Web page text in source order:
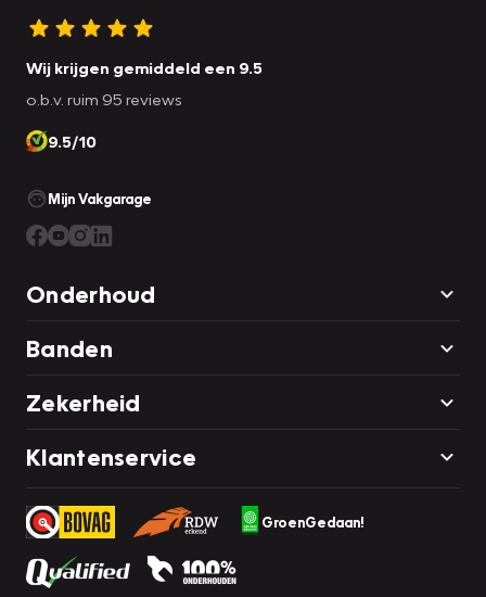
Wij krijgen gemiddeld een 9.5
o.b.v. ruim 95 reviews
9.5/10
Mijn Vakgarage
Onderhoud
Banden
Zekerheid
Klantenservice
GroenGedaan!